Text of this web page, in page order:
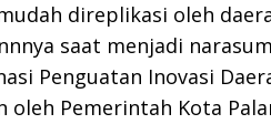
direplikasi oleh
saat menjadi
Penguatan Inovasi
oleh Pemerintah Kota